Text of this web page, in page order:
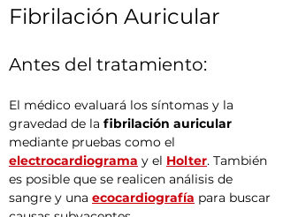
Fibrilación Auricular
Antes del tratamiento:
El médico evaluará los síntomas y la
gravedad de la fibrilación auricular
mediante pruebas como el
electrocardiograma y el Holter. También
es posible que se realicen análisis de
sangre y una ecocardiografía para buscar